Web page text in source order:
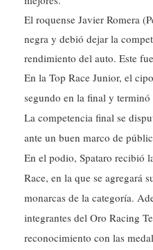
El roquense Javier Romera
negra y debió dejar la
rendimiento del auto. Este
En la Top Race Junior, el
segundo en la final y
La competencia final se
ante un buen marco de
En el podio, Spataro recibió
Race, en la que se agregará
monarcas de la categoría.
integrantes del Oro Racing
reconocimiento con las